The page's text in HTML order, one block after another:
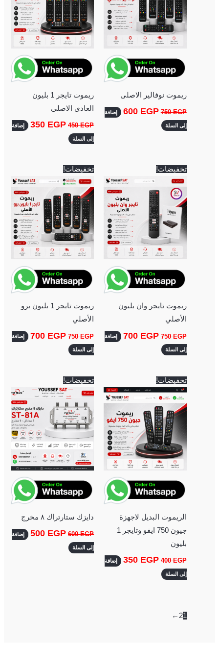
ريموت نوفالير الاصلى
750EGP
600 EGP إضافة
إلى السلة
ريموت تايجر 1 بليون
العادى الاصلى
450EGP
350 EGP إضافة
إلى السلة
تخفيضات!
ريموت تايجر وان بليون
الأصلي
750EGP
السعر
الأصلي
هو:
750 EGP.
700 EGP
هو:
700 EGP.
إضافة
إلى السلة
تخفيضات!
ريموت تايجر 1 بليون برو
الأصلي
750EGP
السعر
الأصلي
هو:
750 EGP.
700 EGP
هو:
700 EGP.
إضافة
إلى السلة
تخفيضات!
الريموت البديل لاجهزة
جيون 750 ايفو وتايجر 1
بليون
400EGP
السعر
الأصلي
هو:
350 EGP
الحالي
هو:
350 EGP.
إضافة
إلى السلة
تخفيضات!
دايزك ستارتراك ٨ مخرج
600EGP
السعر
الأصلي
هو:
600 EGP.
500 EGP
هو:
500 EGP.
إضافة
إلى السلة
1
2
←